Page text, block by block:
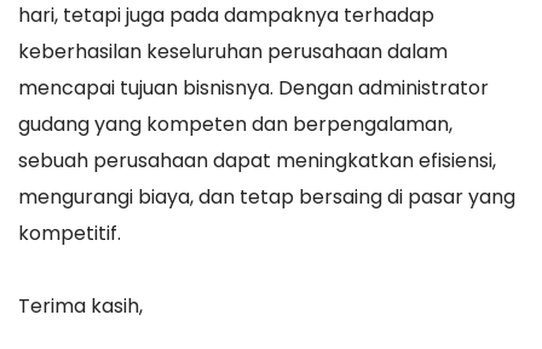
hari, tetapi juga pada dampaknya terhadap
keberhasilan keseluruhan perusahaan dalam
mencapai tujuan bisnisnya. Dengan administrator
gudang yang kompeten dan berpengalaman,
sebuah perusahaan dapat meningkatkan efisiensi,
mengurangi biaya, dan tetap bersaing di pasar yang
kompetitif.
Terima kasih,